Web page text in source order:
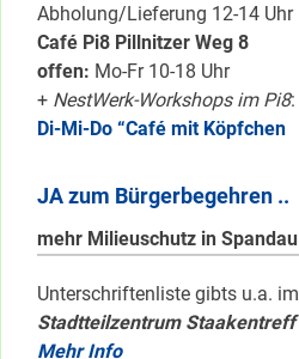
Abholung/Lieferung 12-14 Uhr
Café Pi8 Pillnitzer Weg 8
offen: Mo-Fr 10-18 Uhr
+ NestWerk-Workshops im Pi8:
Di-Mi-Do “Café mit Köpfchen
JA zum Bürgerbegehren ..
mehr Milieuschutz in Spandau
Unterschriftenliste gibts u.a. im
Stadtteilzentrum Staakentreff
Mehr Info